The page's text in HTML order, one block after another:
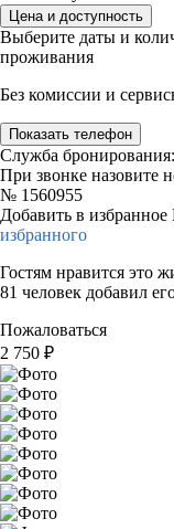
Цена и доступность
Выберите даты и
проживания
Без комиссии и
Показать телефон
Служба бронирования:
При звонке назовите
№ 1560955
Добавить в избранное
избранного
Гостям нравится это
81 человек добавил
Пожаловаться
2 750 ₽